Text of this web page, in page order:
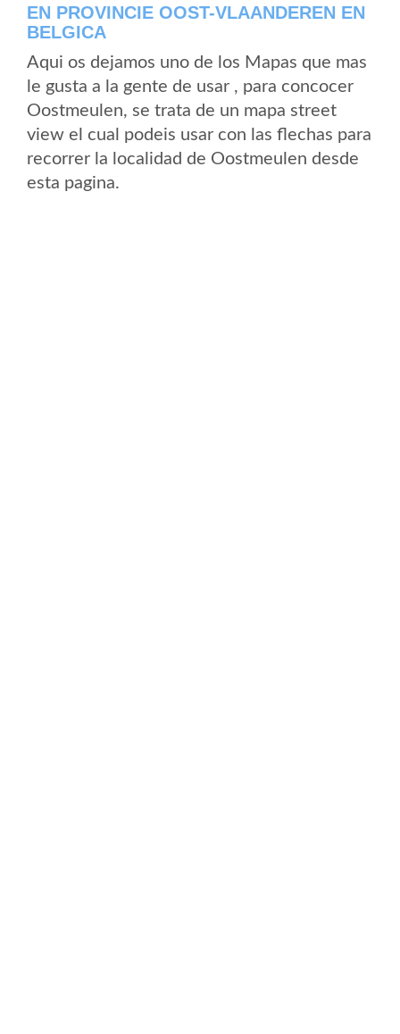
EN PROVINCIE OOST-VLAANDEREN EN
BELGICA
Aqui os dejamos uno de los Mapas que mas
le gusta a la gente de usar , para concocer
Oostmeulen, se trata de un mapa street
view el cual podeis usar con las flechas para
recorrer la localidad de Oostmeulen desde
esta pagina.